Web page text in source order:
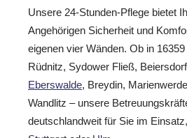
Unsere 24-Stunden-Pflege bietet
Angehörigen Sicherheit und
eigenen vier Wänden. Ob in
Rüdnitz, Sydower Fließ,
Eberswalde, Breydin,
Wandlitz – unsere
deutschlandweit für Sie im